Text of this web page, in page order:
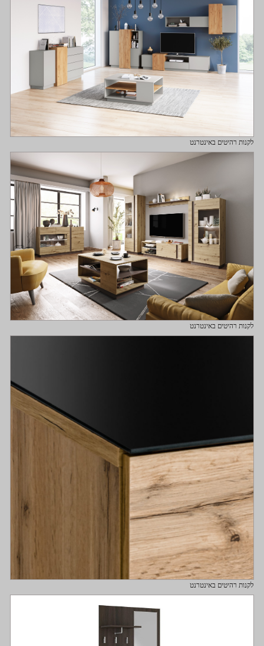
לקנות רהיטים באינטרנט
לקנות רהיטים באינטרנט
לקנות רהיטים באינטרנט